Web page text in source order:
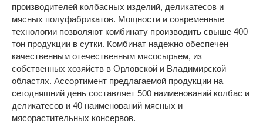
производителей колбасных изделий, деликатесов и
мясных полуфабрикатов. Мощности и современные
технологии позволяют комбинату производить свыше 400
тон продукции в сутки. Комбинат надежно обеспечен
качественным отечественным мясосырьем, из
собственных хозяйств в Орловской и Владимирской
областях. Ассортимент предлагаемой продукции на
сегодняшний день составляет 500 наименований колбас и
деликатесов и 40 наименований мясных и
мясорастительных консервов.